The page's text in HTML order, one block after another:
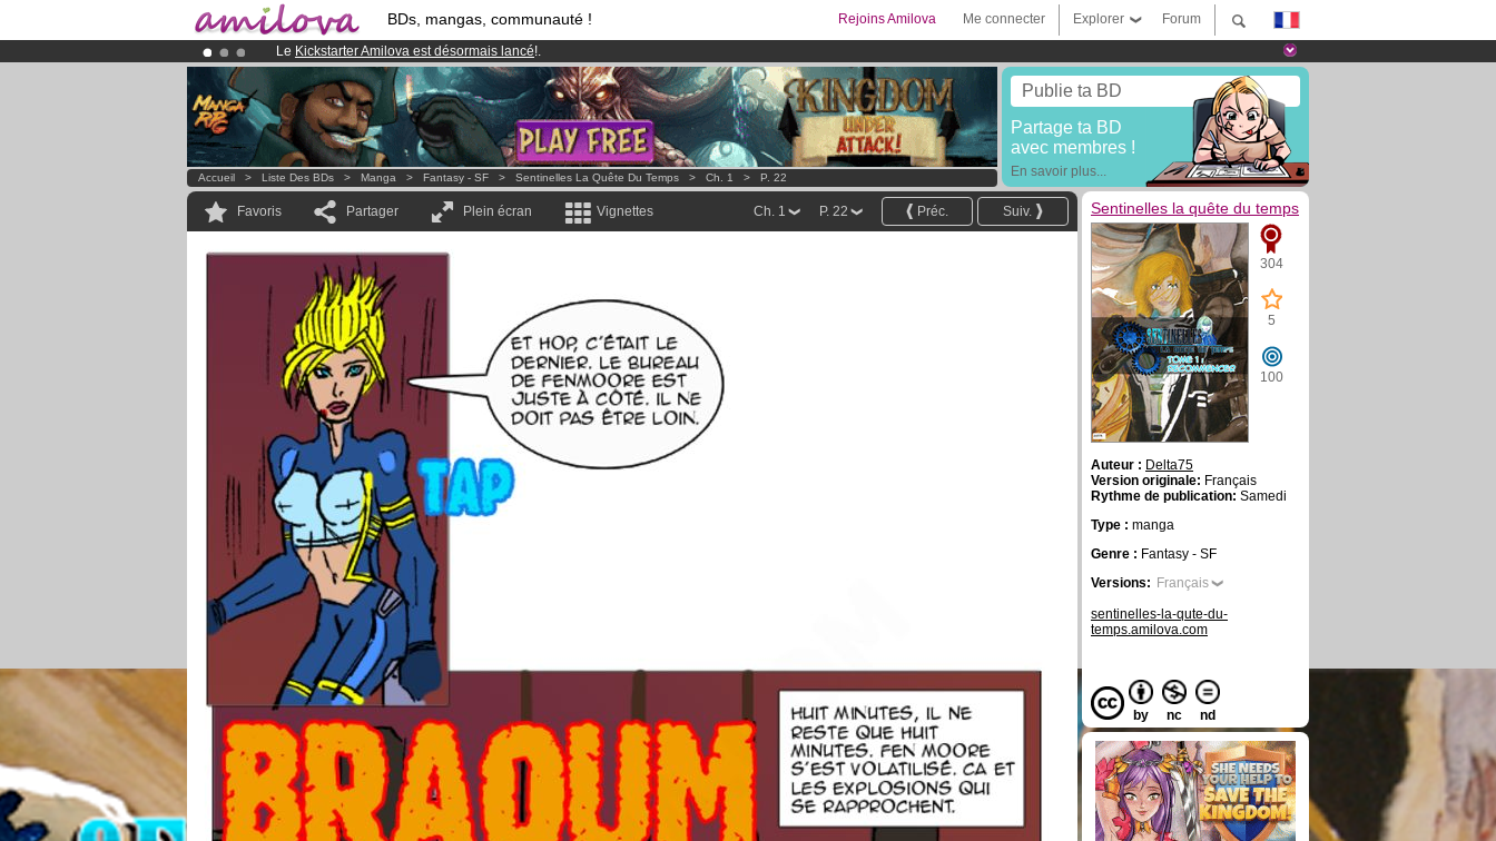
BDs, mangas, communauté ! Forum
Explorer
Me connecter
Rejoins Amilova
Le Kickstarter Amilova est désormais lancé!.
Déjà 100000membreset 1000BDs & Mangas!
Abonnement premium: à partir de
3.95 eurospar mois !Clique ici pour t'abonner
Publie ta BD
Partage ta BD
avec membres !
En savoir plus...
Accueil > Liste Des BDs > Manga > Fantasy - SF > Sentinelles La Quête Du Temps > Ch. 1 > P. 22
Favoris Partager Plein écran Vignettes Suiv.
Préc.
P. 22
Ch. 1 Sentinelles la quête du temps
304
5
100
Auteur : Delta75
Version originale: Français
Rythme de publication: Samedi
Type : manga
Genre : Fantasy - SF
Versions: Français
sentinelles-la-qute-du-
temps.amilova.com
by nc nd